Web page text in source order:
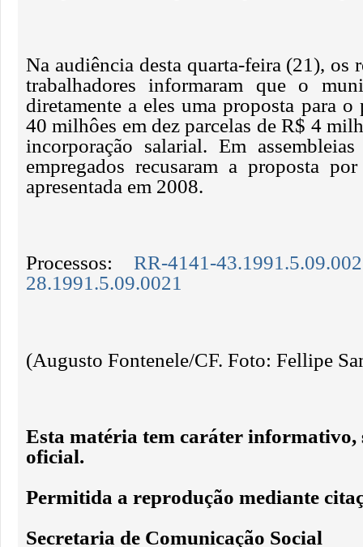
Na audiência desta quarta-feira (21), os
trabalhadores informaram que o
diretamente a eles uma proposta para o
40 milhôes em dez parcelas de R$ 4
incorporação salarial. Em
empregados recusaram a proposta
apresentada em 2008.
Processos: RR-4141-
28.1991.5.09.0021
(Augusto Fontenele/CF. Foto: Fellipe
Esta matéria tem caráter informativo,
oficial.
Permitida a reprodução mediante
Secretaria de Comunicação Social